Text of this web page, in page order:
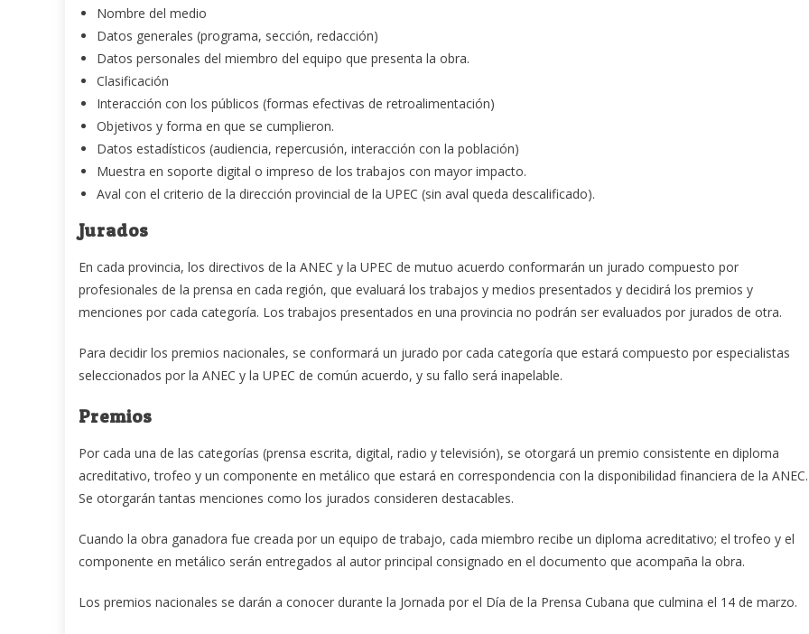
Nombre del medio
Datos generales (programa, sección, redacción)
Datos personales del miembro del equipo que presenta la obra.
Clasificación
Interacción con los públicos (formas efectivas de retroalimentación)
Objetivos y forma en que se cumplieron.
Datos estadísticos (audiencia, repercusión, interacción con la población)
Muestra en soporte digital o impreso de los trabajos con mayor impacto.
Aval con el criterio de la dirección provincial de la UPEC (sin aval queda descalificado).
Jurados
En cada provincia, los directivos de la ANEC y la UPEC de mutuo acuerdo conformarán un jurado compuesto por
profesionales de la prensa en cada región, que evaluará los trabajos y medios presentados y decidirá los premios y
menciones por cada categoría. Los trabajos presentados en una provincia no podrán ser evaluados por jurados de otra.
Para decidir los premios nacionales, se conformará un jurado por cada categoría que estará compuesto por especialistas
seleccionados por la ANEC y la UPEC de común acuerdo, y su fallo será inapelable.
Premios
Por cada una de las categorías (prensa escrita, digital, radio y televisión), se otorgará un premio consistente en diploma
acreditativo, trofeo y un componente en metálico que estará en correspondencia con la disponibilidad financiera de la ANEC.
Se otorgarán tantas menciones como los jurados consideren destacables.
Cuando la obra ganadora fue creada por un equipo de trabajo, cada miembro recibe un diploma acreditativo; el trofeo y el
componente en metálico serán entregados al autor principal consignado en el documento que acompaña la obra.
Los premios nacionales se darán a conocer durante la Jornada por el Día de la Prensa Cubana que culmina el 14 de marzo.